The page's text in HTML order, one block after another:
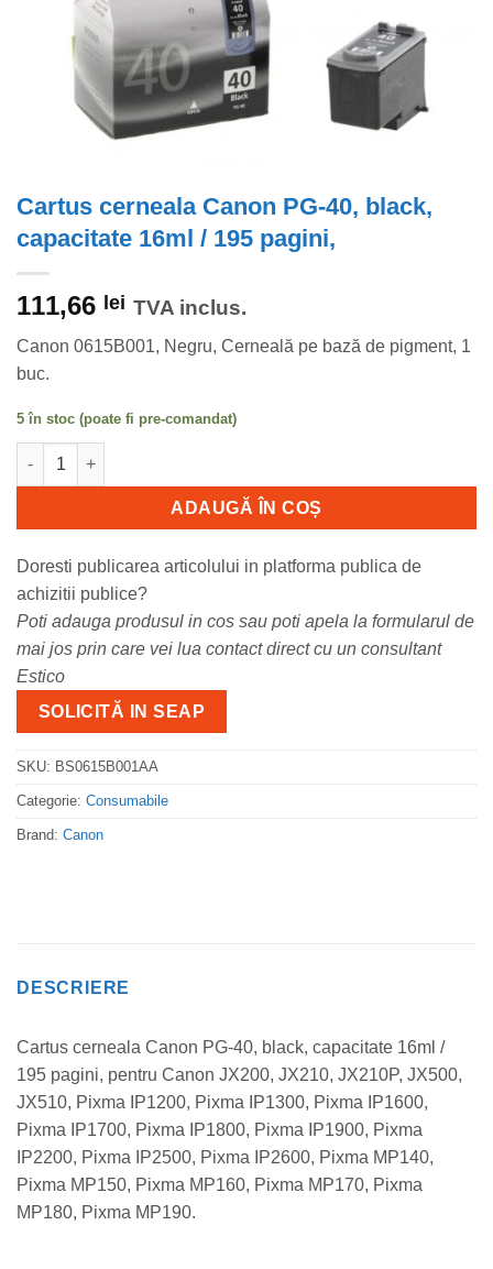
Cartus cerneala Canon PG-40, black,
capacitate 16ml / 195 pagini,
111,66 lei TVA inclus.
Canon 0615B001, Negru, Cerneală pe bază de pigment, 1
buc.
5 în stoc (poate fi pre-comandat)
Cantitate Cartus cerneala Canon PG-40, black, capacitate 16ml
ADAUGĂ ÎN COȘ
Doresti publicarea articolului in platforma publica de
achizitii publice?
Poti adauga produsul in cos sau poti apela la formularul de
mai jos prin care vei lua contact direct cu un consultant
Estico
SOLICITĂ IN SEAP
SKU: BS0615B001AA
Categorie: Consumabile
Brand: Canon
DESCRIERE
Cartus cerneala Canon PG-40, black, capacitate 16ml /
195 pagini, pentru Canon JX200, JX210, JX210P, JX500,
JX510, Pixma IP1200, Pixma IP1300, Pixma IP1600,
Pixma IP1700, Pixma IP1800, Pixma IP1900, Pixma
IP2200, Pixma IP2500, Pixma IP2600, Pixma MP140,
Pixma MP150, Pixma MP160, Pixma MP170, Pixma
MP180, Pixma MP190.